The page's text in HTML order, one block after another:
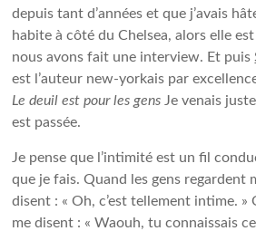
depuis tant d’années et que j’avais
habite à côté du Chelsea, alors elle
nous avons fait une interview. Et puis
est l’auteur new-yorkais par
Le deuil est pour les gens Je venais
est passée.
Je pense que l’intimité est un fil
que je fais. Quand les gens regardent
disent : « Oh, c’est tellement intime. »
me disent : « Waouh, tu connaissais